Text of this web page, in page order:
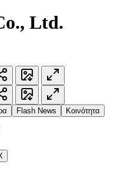
Ltd.
Flash News Κοινότητα